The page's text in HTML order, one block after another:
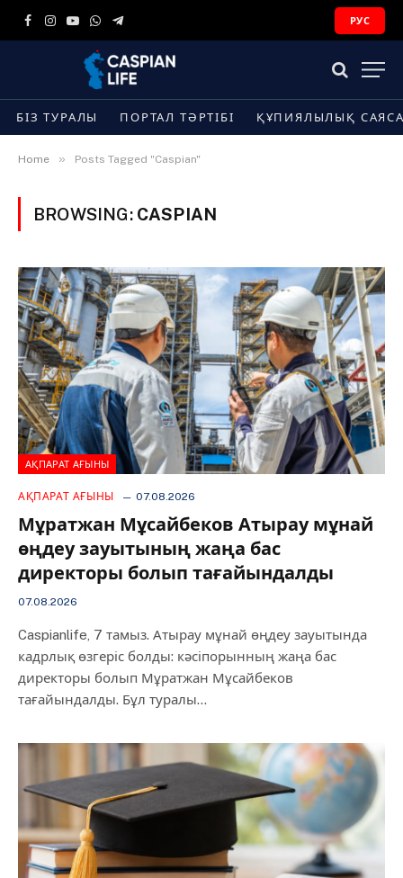
Facebook
Instagram
YouTube
WhatsApp
Telegram
РУС
БІЗ ТУРАЛЫ ПОРТАЛ ТӘРТІБІ ҚҰПИЯЛЫЛЫҚ
Home » Posts Tagged "Caspian"
BROWSING: CASPIAN
АҚПАРАТ АҒЫНЫ
АҚПАРАТ АҒЫНЫ 07.08.2026
Мұратжан Мұсайбеков Атырау мұнай
өңдеу зауытының жаңа бас
директоры болып тағайындалды
07.08.2026
Caspianlife, 7 тамыз. Атырау мұнай өңдеу зауытында
кадрлық өзгеріс болды: кәсіпорынның жаңа бас
директоры болып Мұратжан Мұсайбеков
тағайындалды. Бұл туралы…